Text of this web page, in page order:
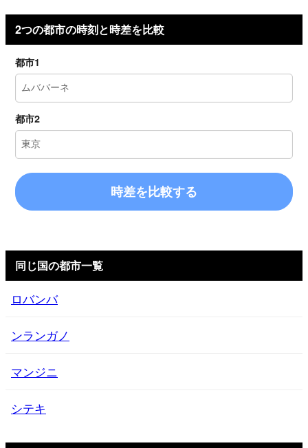
2つの都市の時刻と時差を比較
都市1
都市2
時差を比較する
同じ国の都市一覧
ロバンバ
ンランガノ
マンジニ
シテキ